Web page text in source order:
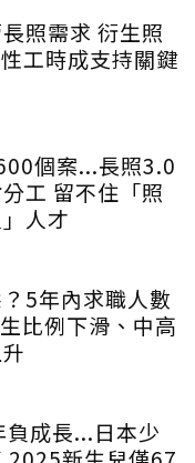
照需求 衍生照
工時成支持關鍵
個案...長照3.0
工 留不住「照
人才
5年內求職人數
比例下滑、中高
成長...日本少